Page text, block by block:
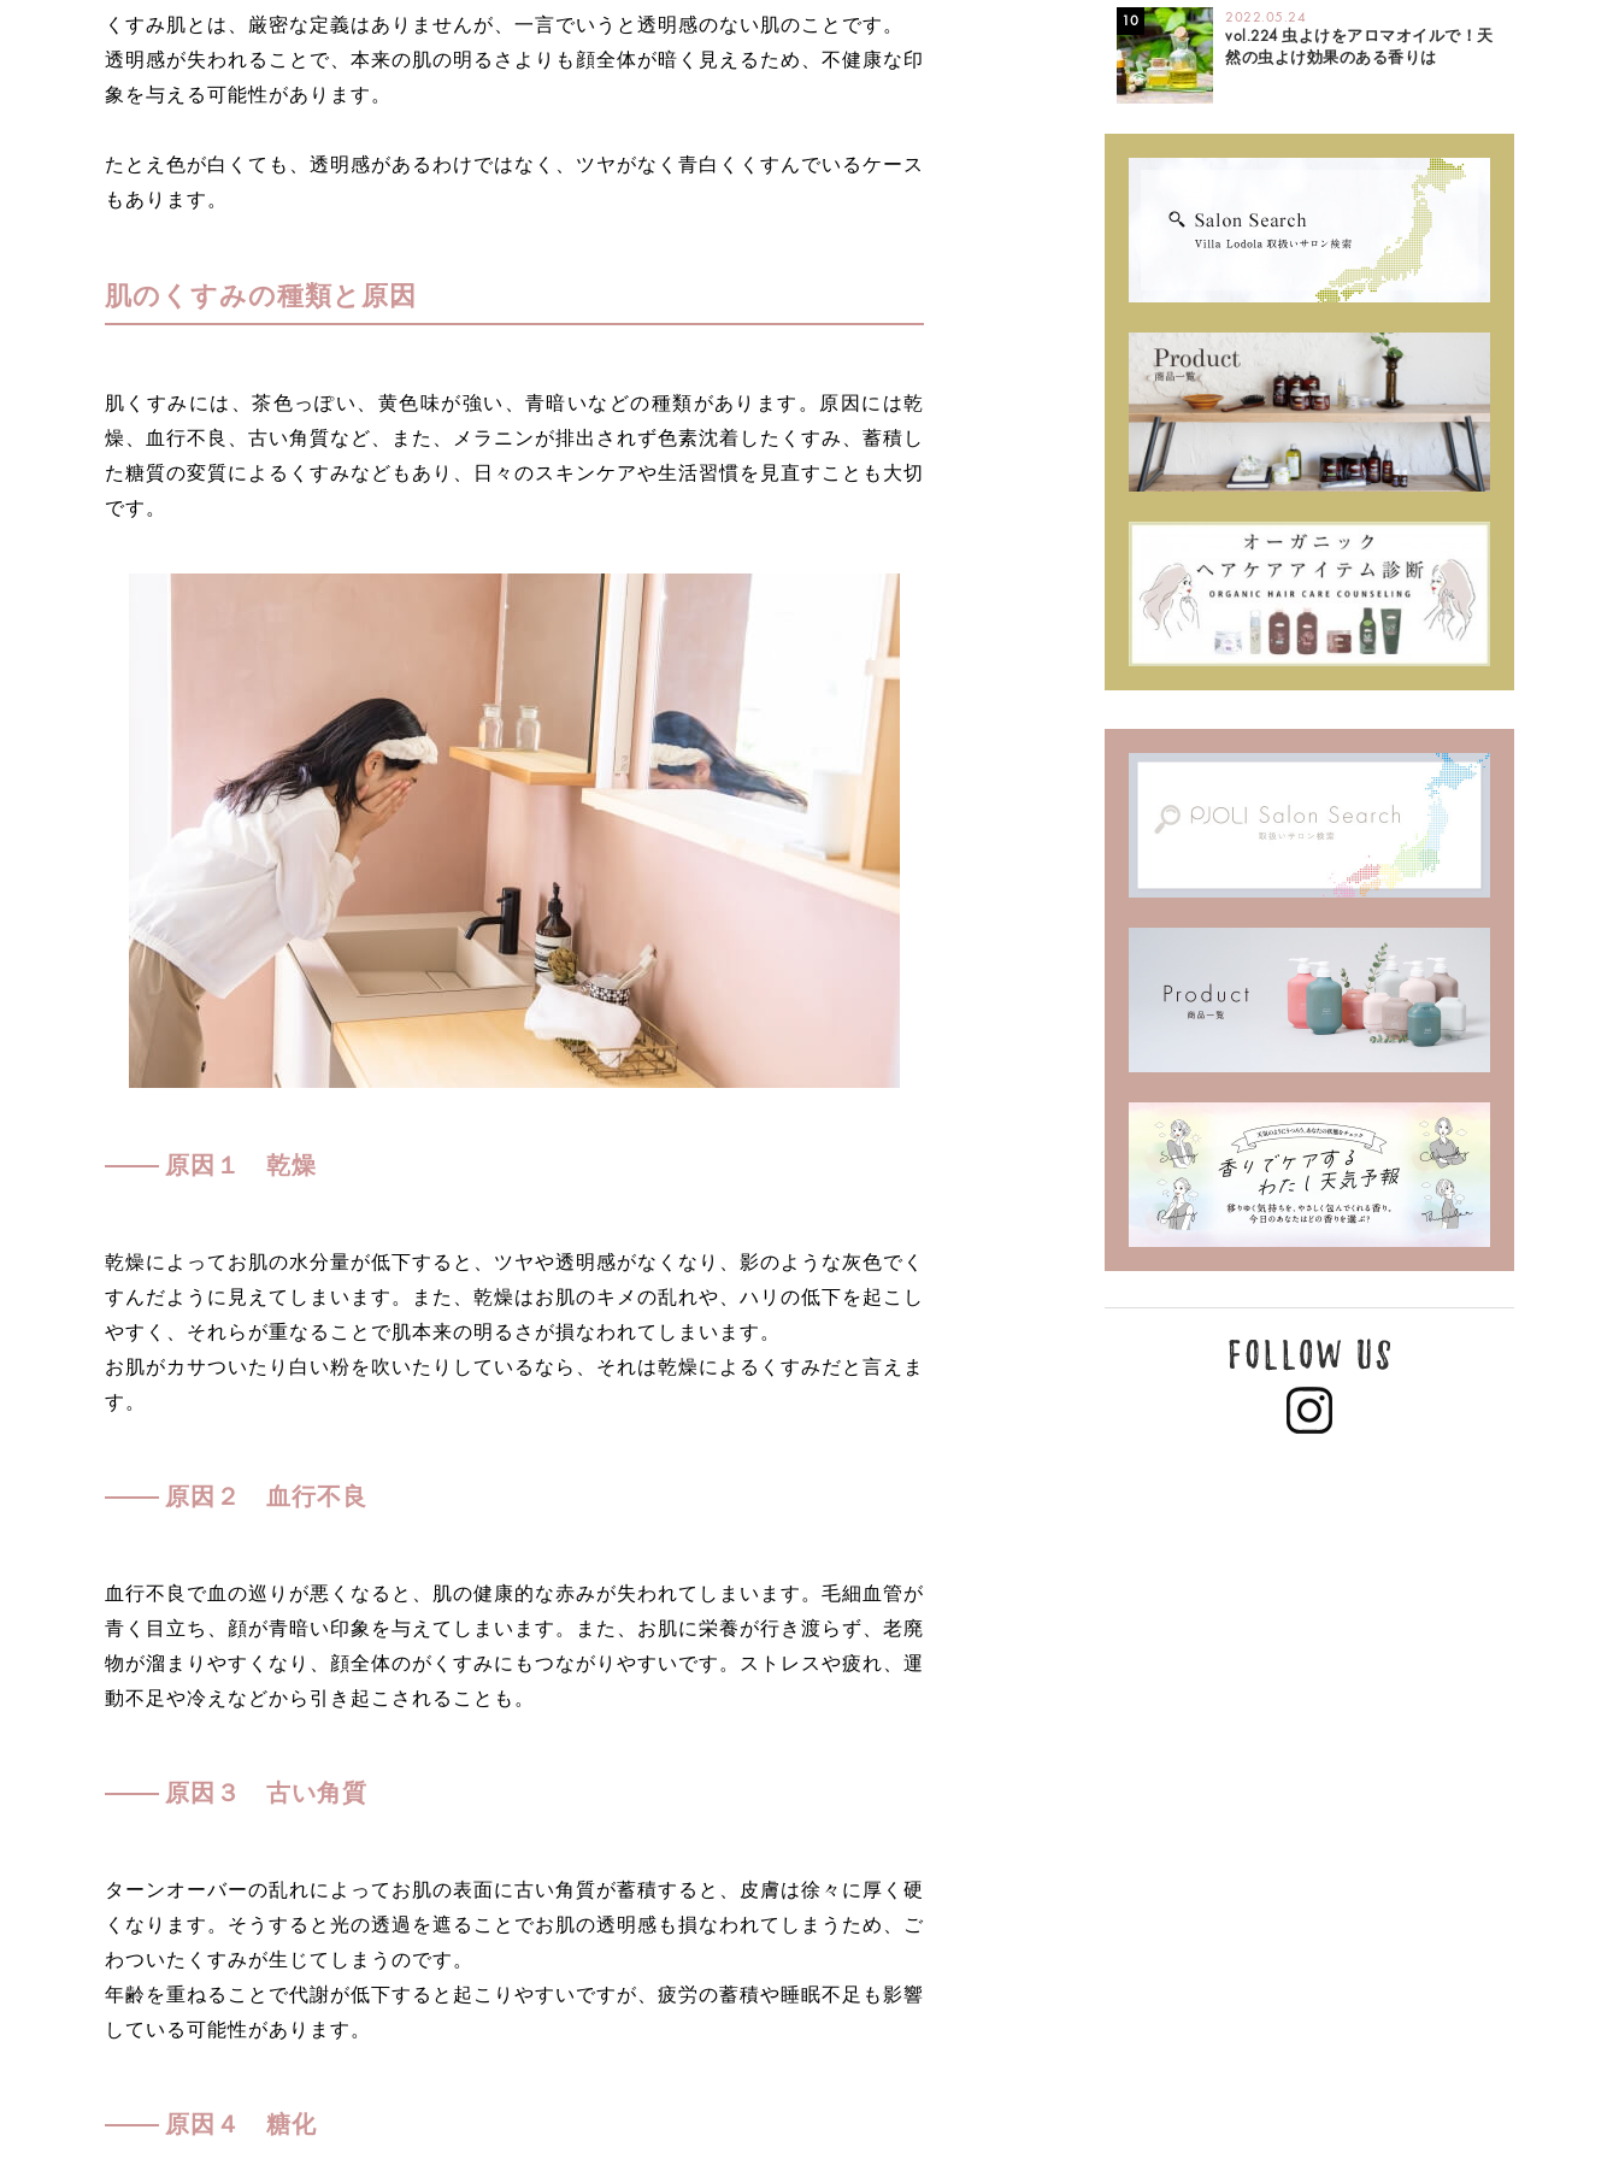
くすみ肌とは、厳密な定義はありませんが、一言でいうと透明感のない肌のことです。
透明感が失われることで、本来の肌の明るさよりも顔全体が暗く見えるため、不健康な印
象を与える可能性があります。
たとえ色が白くても、透明感があるわけではなく、ツヤがなく青白くくすんでいるケース
もあります。
肌のくすみの種類と原因
肌くすみには、茶色っぽい、黄色味が強い、青暗いなどの種類があります。原因には乾
燥、血行不良、古い角質など、また、メラニンが排出されず色素沈着したくすみ、蓄積し
た糖質の変質によるくすみなどもあり、日々のスキンケアや生活習慣を見直すことも大切
です。
原因１ 乾燥
乾燥によってお肌の水分量が低下すると、ツヤや透明感がなくなり、影のような灰色でく
すんだように見えてしまいます。また、乾燥はお肌のキメの乱れや、ハリの低下を起こし
やすく、それらが重なることで肌本来の明るさが損なわれてしまいます。
お肌がカサついたり白い粉を吹いたりしているなら、それは乾燥によるくすみだと言えま
す。
原因２ 血行不良
血行不良で血の巡りが悪くなると、肌の健康的な赤みが失われてしまいます。毛細血管が
青く目立ち、顔が青暗い印象を与えてしまいます。また、お肌に栄養が行き渡らず、老廃
物が溜まりやすくなり、顔全体のがくすみにもつながりやすいです。ストレスや疲れ、運
動不足や冷えなどから引き起こされることも。
原因３ 古い角質
ターンオーバーの乱れによってお肌の表面に古い角質が蓄積すると、皮膚は徐々に厚く硬
くなります。そうすると光の透過を遮ることでお肌の透明感も損なわれてしまうため、ご
わついたくすみが生じてしまうのです。
年齢を重ねることで代謝が低下すると起こりやすいですが、疲労の蓄積や睡眠不足も影響
している可能性があります。
原因４ 糖化
2022.05.24
vol.224 虫よけをアロマオイルで！天
然の虫よけ効果のある香りは